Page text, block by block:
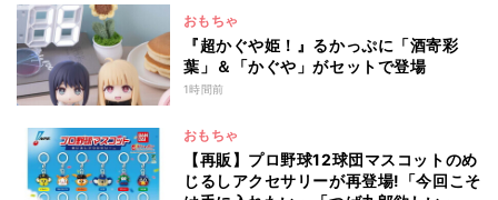
おもちゃ
『超かぐや姫！』るかっぷに「酒寄彩
葉」＆「かぐや」がセットで登場
1時間前
おもちゃ
【再販】プロ野球12球団マスコットのめ
じるしアクセサリーが再登場!「今回こそ